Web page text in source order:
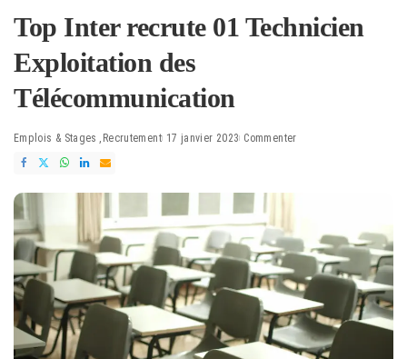
Top Inter recrute 01 Technicien
Exploitation des
Télécommunication
Emplois & Stages Recrutement 17 janvier 2023 Commenter